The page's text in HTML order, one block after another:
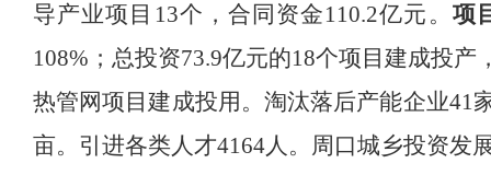
导产业项目 13个，合同资金110.2亿元 。 项
108% ；总投资73.9亿元的18个项目建成投产
热管网项目建成投用。淘汰落后产能企业41
亩。引进各类人才4164人。周口城乡投资发